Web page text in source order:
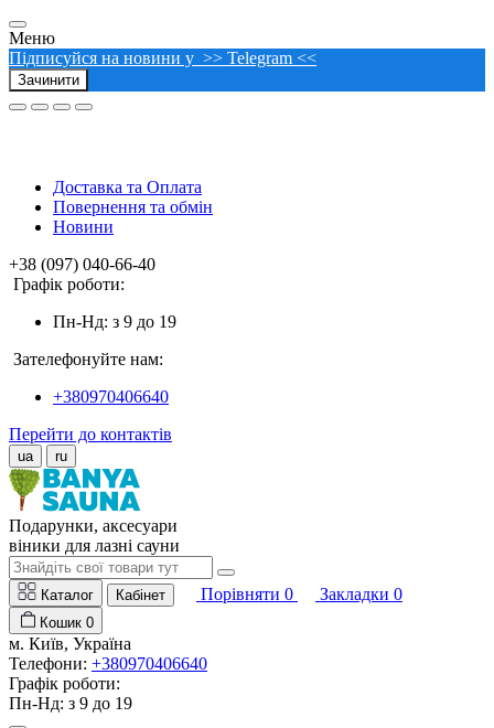
Меню
Підписуйся на новини у >> Telegram <<
Зачинити
Доставка та Оплата
Повернення та обмін
Новини
+38 (097) 040-66-40
Графік роботи:
Пн-Нд: з 9 до 19
Зателефонуйте нам:
+380970406640
Перейти до контактів
ua ru
Подарунки, аксесуари
віники для лазні сауни
Каталог Кабінет Порівняти 0 Закладки 0
Кошик 0
м. Київ, Україна
Телефони: +380970406640
Графік роботи:
Пн-Нд: з 9 до 19